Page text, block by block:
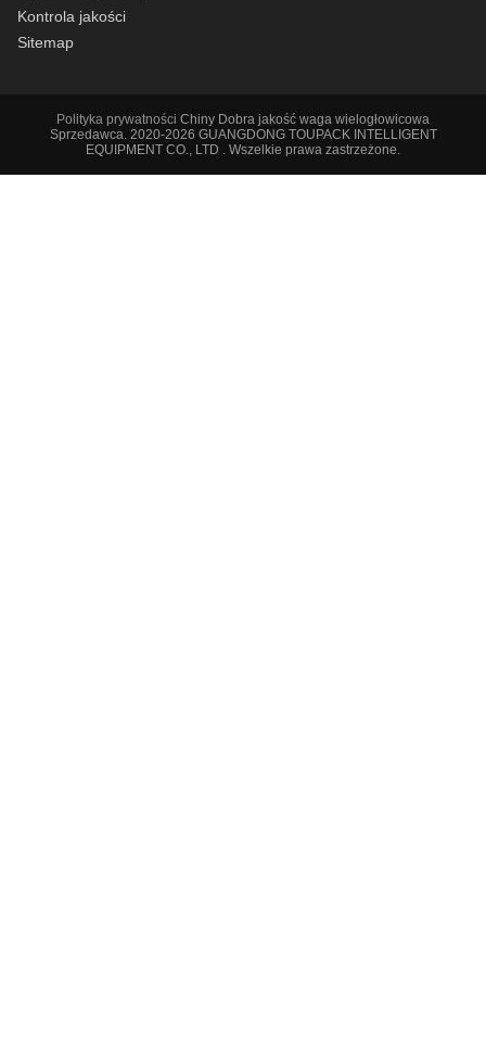
Kontrola jakości
Sitemap
Polityka prywatności Chiny Dobra jakość waga wielogłowicowa
Sprzedawca. 2020-2026 GUANGDONG TOUPACK INTELLIGENT
EQUIPMENT CO., LTD . Wszelkie prawa zastrzeżone.